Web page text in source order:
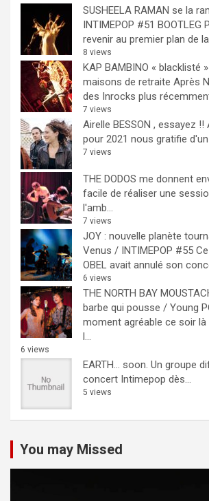
SUSHEELA RAMAN se la
INTIMEPOP #51 BOOTLEG
revenir au premier plan de
8 views
KAP BAMBINO « blacklisté
maisons de retraite Après
des Inrocks plus
7 views
Airelle BESSON , essayez !!
pour 2021 nous gratifie d'un
7 views
THE DODOS me donnent
facile de réaliser une
l'amb...
7 views
JOY : nouvelle planète
Venus / INTIMEPOP #55
OBEL avait annulé son
6 views
THE NORTH BAY
barbe qui pousse / Young
moment agréable ce soir
l...
6 views
EARTH… soon. Un groupe
concert Intimepop dès...
5 views
You may Missed